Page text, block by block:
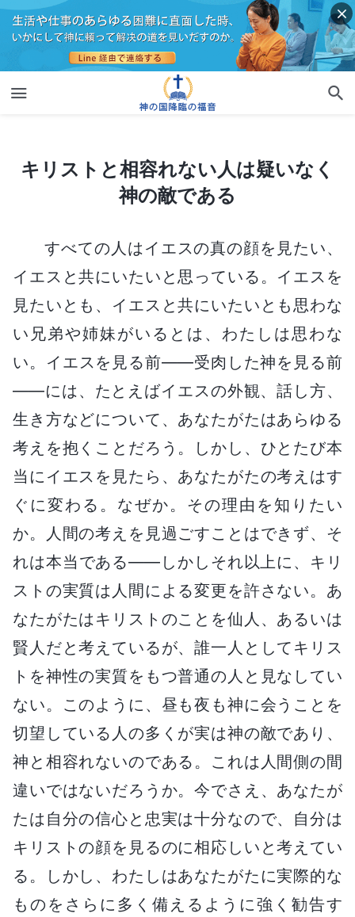
キリストと相容れない人は疑いなく神の敵である
キリストと相容れない人は疑いなく
神の敵である
すべての人はイエスの真の顔を見たい、
イエスと共にいたいと思っている。イエスを
見たいとも、イエスと共にいたいとも思わな
い兄弟や姉妹がいるとは、わたしは思わな
い。イエスを見る前――受肉した神を見る前
――には、たとえばイエスの外観、話し方、
生き方などについて、あなたがたはあらゆる
考えを抱くことだろう。しかし、ひとたび本
当にイエスを見たら、あなたがたの考えはす
ぐに変わる。なぜか。その理由を知りたい
か。人間の考えを見過ごすことはできず、そ
れは本当である――しかしそれ以上に、キリ
ストの実質は人間による変更を許さない。あ
なたがたはキリストのことを仙人、あるいは
賢人だと考えているが、誰一人としてキリス
トを神性の実質をもつ普通の人と見なしてい
ない。このように、昼も夜も神に会うことを
切望している人の多くが実は神の敵であり、
神と相容れないのである。これは人間側の間
違いではないだろうか。今でさえ、あなたが
たは自分の信心と忠実は十分なので、自分は
キリストの顔を見るのに相応しいと考えてい
る。しかし、わたしはあなたがたに実際的な
ものをさらに多く備えるように強く勧告す